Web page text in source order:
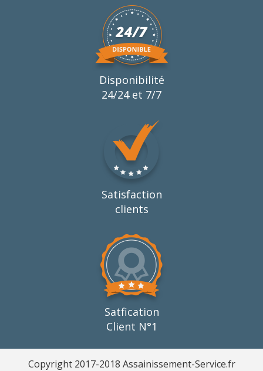
Disponibilité
24/24 et 7/7
Satisfaction
clients
Satfication
Client N°1
Copyright 2017-2018 Assainissement-Service.fr